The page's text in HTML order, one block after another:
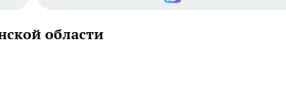
области